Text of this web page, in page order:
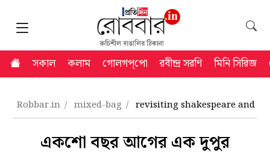
সকাল কলাম গোলগপ্‌পো রবীন্দ্র সরণি মিনি সিরিজ
Robbar.in mixed-bag revisiting shakespeare and
একশো বছর আগের এক দুপুর